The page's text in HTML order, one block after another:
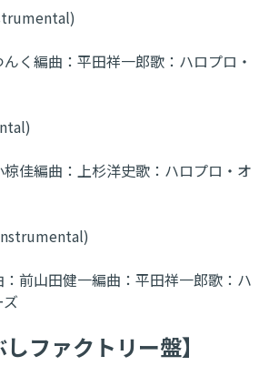
んく編曲： 平田祥一郎歌： ハロプロ・
椋佳編曲： 上杉洋史歌： ハロプロ・オ
前山田健一編曲： 平田祥一郎歌： ハ
しファクトリー盤】